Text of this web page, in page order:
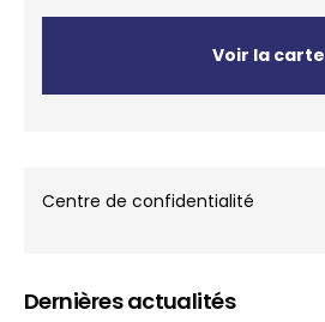
Voir la carte
Centre de confidentialité
Dernières actualités